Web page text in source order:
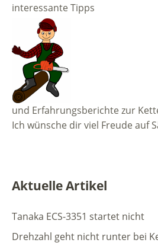
interessante Tipps
und Erfahrungsberichte zur
Ich wünsche dir viel Freude auf
Aktuelle Artikel
Tanaka ECS-3351 startet nicht
Drehzahl geht nicht runter bei